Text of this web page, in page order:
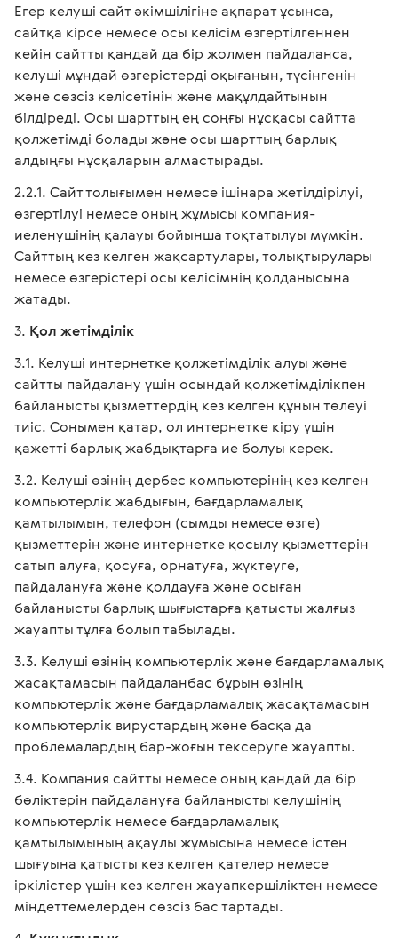
Егер келуші сайт әкімшілігіне ақпарат ұсынса,
сайтқа кірсе немесе осы келісім өзгертілгеннен
кейін сайтты қандай да бір жолмен пайдаланса,
келуші мұндай өзгерістерді оқығанын, түсінгенін
және сөзсіз келісетінін және мақұлдайтынын
білдіреді. Осы шарттың ең соңғы нұсқасы сайтта
қолжетімді болады және осы шарттың барлық
алдыңғы нұсқаларын алмастырады.
Сайт толығымен немесе ішінара жетілдірілуі,
өзгертілуі немесе оның жұмысы компания-
иеленушінің қалауы бойынша тоқтатылуы мүмкін.
Сайттың кез келген жақсартулары, толықтырулары
немесе өзгерістері осы келісімнің қолданысына
жатады.
Қол жетімділік
Келуші интернетке қолжетімділік алуы және
сайтты пайдалану үшін осындай қолжетімділікпен
байланысты қызметтердің кез келген құнын төлеуі
тиіс. Сонымен қатар, ол интернетке кіру үшін
қажетті барлық жабдықтарға ие болуы керек.
Келуші өзінің дербес компьютерінің кез келген
компьютерлік жабдығын, бағдарламалық
қамтылымын, телефон (сымды немесе өзге)
қызметтерін және интернетке қосылу қызметтерін
сатып алуға, қосуға, орнатуға, жүктеуге,
пайдалануға және қолдауға және осыған
байланысты барлық шығыстарға қатысты жалғыз
жауапты тұлға болып табылады.
Келуші өзінің компьютерлік және бағдарламалық
жасақтамасын пайдаланбас бұрын өзінің
компьютерлік және бағдарламалық жасақтамасын
компьютерлік вирустардың және басқа да
проблемалардың бар-жоғын тексеруге жауапты.
Компания сайтты немесе оның қандай да бір
бөліктерін пайдалануға байланысты келушінің
компьютерлік немесе бағдарламалық
қамтылымының ақаулы жұмысына немесе істен
шығуына қатысты кез келген қателер немесе
іркілістер үшін кез келген жауапкершіліктен немесе
міндеттемелерден сөзсіз бас тартады.